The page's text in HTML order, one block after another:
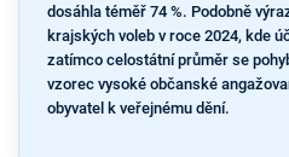
dosáhla téměř 74 %. Podobně
krajských voleb v roce 2024, kde
zatímco celostátní průměr se
vzorec vysoké občanské
obyvatel k veřejnému dění.